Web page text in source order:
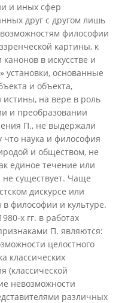
и иных сфер
друг с другом лишь
философии
картины, к
в искусстве и
установки, основанные
и объекта,
на вере в роль
и преобразовании
П., не выдержали
наука и философия
и обществом, не
единое течение или
существует. Чаще
дискурсе или
в философии и культуре.
х гг. в работах
П. являются:
целостного
классических
(классической
невозможности
различных